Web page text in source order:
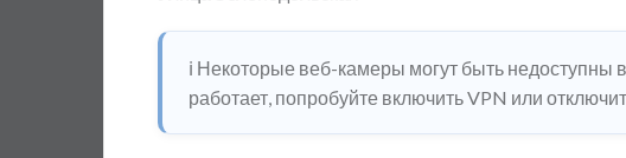
ℹ️ Некоторые веб-камеры могут быть
работает, попробуйте включить VPN или